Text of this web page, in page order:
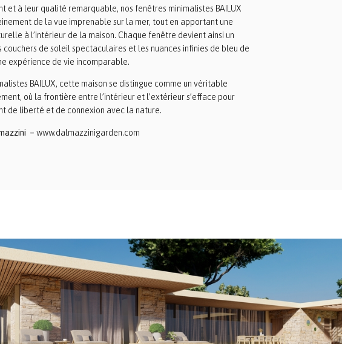
et à leur qualité remarquable, nos fenêtres minimalistes BAILUX
de la vue imprenable sur la mer, tout en apportant une
à l’intérieur de la maison. Chaque fenêtre devient ainsi un
de soleil spectaculaires et les nuances infinies de bleu de
expérience de vie incomparable.
BAILUX, cette maison se distingue comme un véritable
où la frontière entre l’intérieur et l’extérieur s’efface pour
de liberté et de connexion avec la nature.
– www.dalmazzinigarden.com